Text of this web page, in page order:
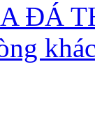
ĐÁ